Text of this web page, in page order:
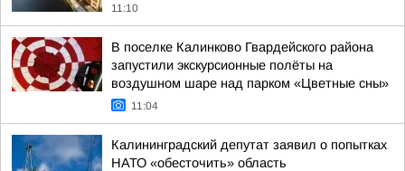
11:10
В поселке Калинково Гвардейского района
запустили экскурсионные полёты на
воздушном шаре над парком «Цветные сны»
11:04
Калининградский депутат заявил о попытках
НАТО «обесточить» область